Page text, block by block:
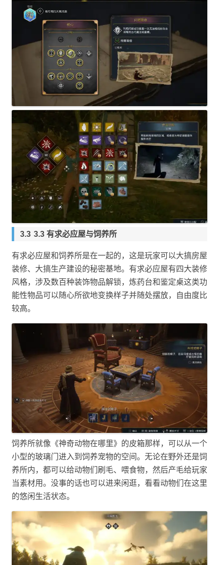
3.3 有求必应屋与饲养所
有求必应屋和饲养所是在一起的，这是玩家可以大搞房屋
装修、大搞生产建设的秘密基地。有求必应屋有四大装修
风格，涉及数百种装饰物品解锁，炼药台和鉴定桌这类功
能性物品可以随心所欲地变换样子并随处摆放，自由度比
较高。
饲养所就像《神奇动物在哪里》的皮箱那样，可以从一个
小型的玻璃门进入到饲养宠物的空间。无论在野外还是饲
养所内，都可以给动物们刷毛、喂食物，然后产毛给玩家
当素材用。没事的话也可以进来闲逛，看看动物们在这里
的悠闲生活状态。